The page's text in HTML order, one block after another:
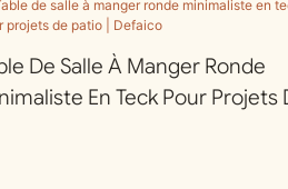
De Salle À Manger Ronde
En Teck Pour Projets